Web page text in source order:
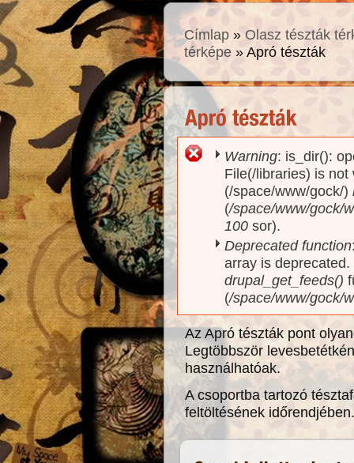
Címlap »Olasz tészták
térképe » Apró tészták
Hibaüzenet
Warning: is_dir():
File(/libraries) is
(/space/www/gock/)
(/space/www/gock/
100 sor).
Deprecated function
array is
drupal_get_feeds()
(/space/www/gock/
Az Apró tészták pont
Legtöbbször
használhatóak.
A csoportba tartozó
feltöltésének időrendjében.